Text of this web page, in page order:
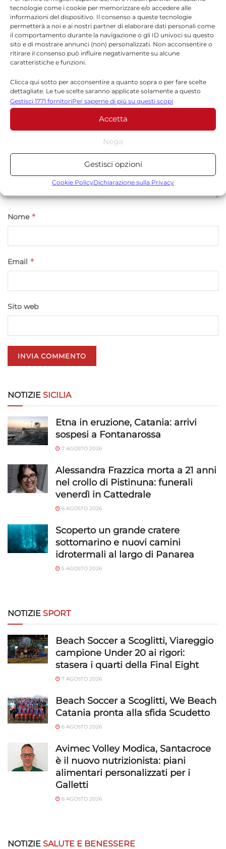
tecnologie come i cookie per memorizzare e/o accedere alle
informazioni del dispositivo. Il consenso a queste tecnologie
permetterà a noi e ai nostri partner di elaborare dati personali come
il comportamento durante la navigazione o gli ID univoci su questo
sito e di mostrare annunci (non) personalizzati. Non acconsentire o
ritirare il consenso può influire negativamente su alcune
caratteristiche e funzioni.
Clicca qui sotto per acconsentire a quanto sopra o per fare scelte
dettagliate. Le tue scelte saranno applicate solamente a questo
sito. È possibile modificare le impostazioni in qualsiasi momento,
compreso il ritiro del consenso, utilizzando i pulsanti della Cookie
Policy o cliccando sul pulsante di gestione del consenso nella parte
inferiore dello schermo.
Statistiche
Archiviare informazioni su dispositivo e/o accedervi, Misurare le
prestazioni degli annunci, Misurare le prestazioni dei contenuti,
combinazione di dati provenienti da fonti diverse.
Marketing
Archiviare informazioni su dispositivo e/o accedervi, Utilizzare
pubblicità personalizzata, Utilizzare profili per la selezione di
dei contenuti, Utilizzare profili per la selezione di contenuti
limitati per la selezione dei contenuti.
Funzionalità Sempre attivo
Abbinare e combinare dati provenienti da altre
fonti di dati, Collegare diversi dispositivi,
Riconoscere i dispositivi in base a informazioni
richieste attivamente.
rilevare frodi, correggere errori, Erogare
e presentare pubblicità e contenuto,
Salvare e comunicare le scelte sulla
Sempre attivo
Gestisci 1771 fornitoriPer saperne di più su questi scopi
Accetta
Nega
Gestisci opzioni
Cookie PolicyDichiarazione sulla Privacy
Lascia un commento
Il tuo indirizzo email non sarà pubblicato.
Commento*
Nome *
Email *
Sito web
NOTIZIE SICILIA
Etna in eruzione, Catania: arrivi
sospesi a Fontanarossa
7 AGOSTO 2026
Alessandra Frazzica morta a 21 anni
nel crollo di Pistinuna: funerali
venerdì in Cattedrale
6 AGOSTO 2026
Scoperto un grande cratere
sottomarino e nuovi camini
idrotermali al largo di Panarea
5 AGOSTO 2026
NOTIZIE SPORT
Beach Soccer a Scoglitti, Viareggio
campione Under 20 ai rigori:
stasera i quarti della Final Eight
7 AGOSTO 2026
Beach Soccer a Scoglitti, We Beach
Catania pronta alla sfida Scudetto
6 AGOSTO 2026
Avimec Volley Modica, Santacroce
è il nuovo nutrizionista: piani
alimentari personalizzati per i
Galletti
6 AGOSTO 2026
NOTIZIE SALUTE E BENESSERE